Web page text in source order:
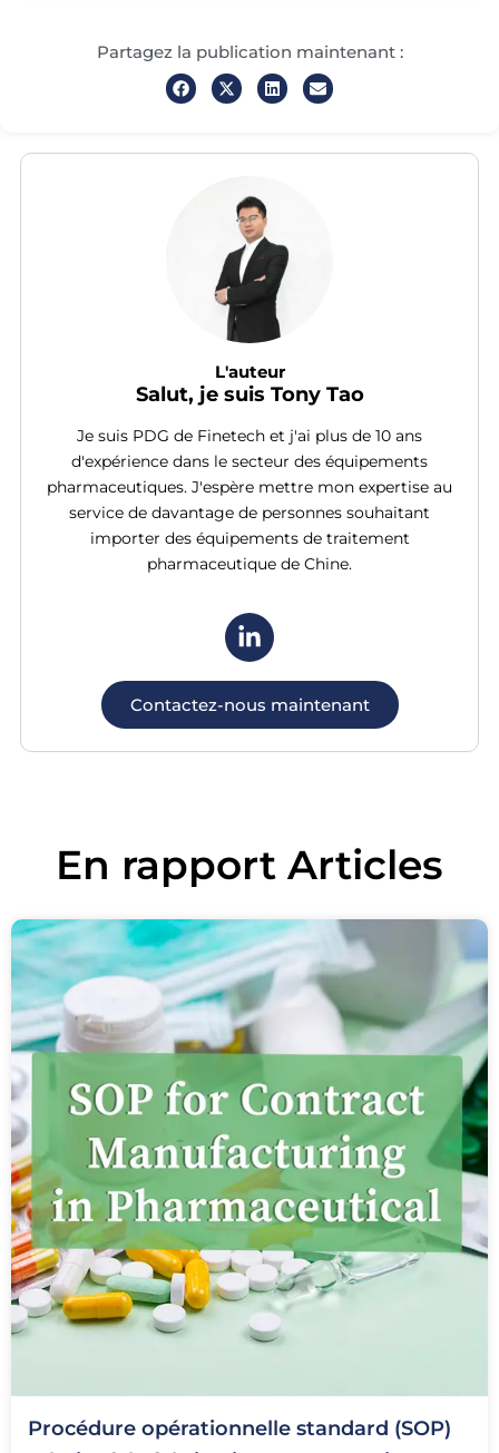
Partagez la publication maintenant :
L'auteur
Salut, je suis Tony Tao
Je suis PDG de Finetech et j'ai plus de 10 ans
d'expérience dans le secteur des équipements
pharmaceutiques. J'espère mettre mon expertise au
service de davantage de personnes souhaitant
importer des équipements de traitement
pharmaceutique de Chine.
Contactez-nous maintenant
En rapport Articles
Procédure opérationnelle standard (SOP)